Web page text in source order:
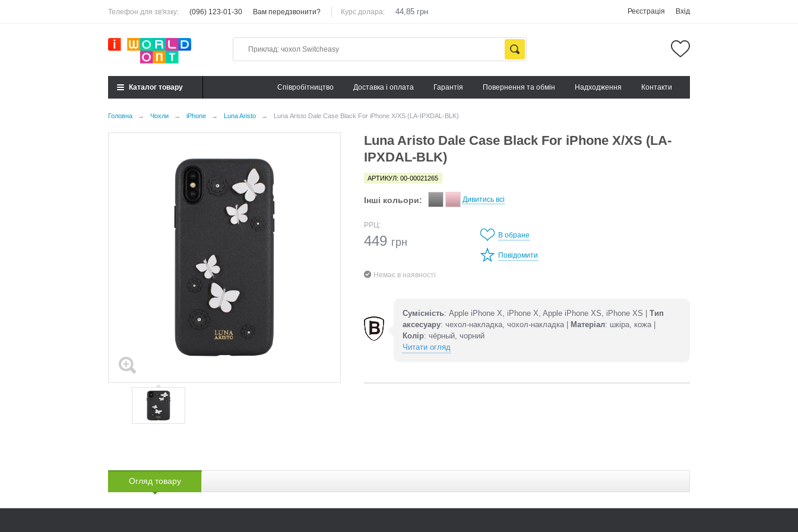
Каталог товару Cпівробітництво Доставка і оплата Гарантія Повернення та обмін Надходження Контакти
Телефон для зв'язку: (096) 123-01-30 Вам передзвонити? Курс долара: 44,85 грн Реєстрація Вхід
Головна → Чохли → iPhone → Luna Aristo → Luna Aristo Dale Case Black For iPhone X/XS (LA-IPXDAL-BLK)
Luna Aristo Dale Case Black For iPhone X/XS (LA-
IPXDAL-BLK)
АРТИКУЛ: 00-00021265
Інші кольори: Дивитись всі
РРЦ:
449 грн
Немає в наявності
В обране
Повідомити
Сумісність: Apple iPhone X, iPhone X, Apple iPhone XS, iPhone XS |Тип
аксесуару: чехол-накладка, чохол-накладка | Матеріал: шкіра, кожа |
Колір: чёрный, чорний
Читати огляд
Огляд товару